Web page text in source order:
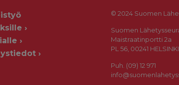
© 2024 Suomen
Suomen
Maistraatinportti 2a
PL 56, 00241 HELSINKI
Puh. (09) 12 971